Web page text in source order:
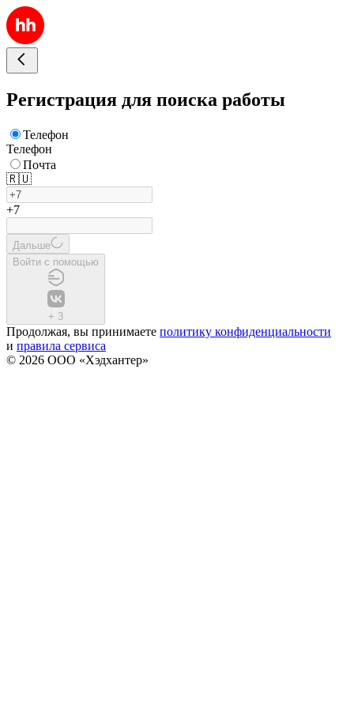
Регистрация для поиска работы
Телефон
Телефон
Почта
🇷🇺
+7
Дальше
Войти с помощью
+ 3
Продолжая, вы принимаете политику конфиденциальности
и правила сервиса
© 2026 ООО «Хэдхантер»